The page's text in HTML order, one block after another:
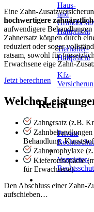
Haus-
und
Haftpflicht
Tierhalter-
Haftpflicht
Kfz-
Recht
Private
Vermieter-
&
Eine Zahn-
hochwertigere
aufwendigere
Zahnersatz können durch
reduziert oder sogar
ratsam, sowohl für
Erwachsene eine Zahn-
Jetzt berechnen
Welche
Zahnersatz (z.B.
Behandlung,
Zahnprophylaxe
Kieferorthopädie
für Erwachsene)
Den Abschluss einer Zahn-
aufschieben…